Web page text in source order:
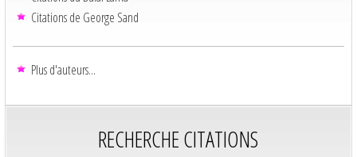
Citations de George Sand
Plus d'auteurs...
RECHERCHE CITATIONS